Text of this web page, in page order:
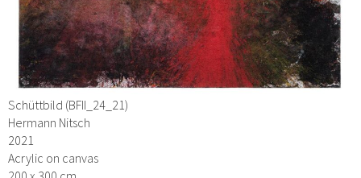
Schüttbild (BFII_24_21)
Hermann Nitsch
2021
Acrylic on canvas